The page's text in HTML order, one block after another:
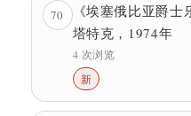
70
《埃塞俄比亚爵
塔特克，1974年
4 次浏览
新